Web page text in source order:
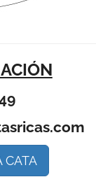
CATA